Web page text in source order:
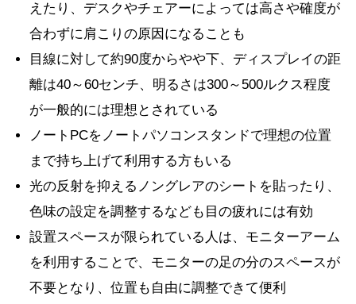
えたり、デスクやチェアーによっては高さや確度が
合わずに肩こりの原因になることも
目線に対して約90度からやや下、ディスプレイの距
離は40～60センチ、明るさは300～500ルクス程度
が一般的には理想とされている
ノートPCをノートパソコンスタンドで理想の位置
まで持ち上げて利用する方もいる
光の反射を抑えるノングレアのシートを貼ったり、
色味の設定を調整するなども目の疲れには有効
設置スペースが限られている人は、モニターアーム
を利用することで、モニターの足の分のスペースが
不要となり、位置も自由に調整できて便利